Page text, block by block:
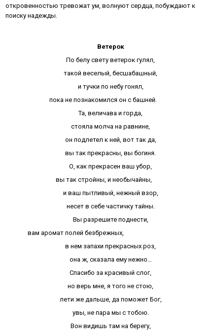
откровенностью тревожат ум, волнуют сердца, побуждают к
поиску надежды.
Ветерок
По белу свету ветерок гулял,
такой веселый, бесшабашный,
и тучки по небу гонял,
пока не познакомился он с башней.
Та, величава и горда,
стояла молча на равнине,
он подлетел к ней, вот так да,
вы так прекрасны, вы богиня.
О, как прекрасен ваш убор,
вы так стройны, и необычайны,
и ваш пытливый, нежный взор,
несет в себе частичку тайны.
Вы разрешите поднести,
вам аромат полей безбрежных,
в нем запахи прекрасных роз,
она ж, сказала ему нежно…
Спасибо за красивый слог,
но верь мне, я того не стою,
лети же дальше, да поможет Бог,
увы, не пара мы с тобою.
Вон видишь там на берегу,